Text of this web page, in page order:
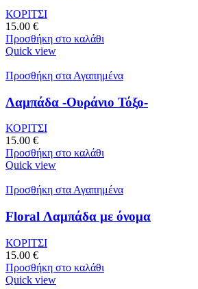
ΚΟΡΙΤΣΙ
15.00 €
Προσθήκη στο καλάθι
Quick view
Προσθήκη στα Αγαπημένα
Λαμπάδα -Ουράνιο Τόξο-
ΚΟΡΙΤΣΙ
15.00 €
Προσθήκη στο καλάθι
Quick view
Προσθήκη στα Αγαπημένα
Floral Λαμπάδα με όνομα
ΚΟΡΙΤΣΙ
15.00 €
Προσθήκη στο καλάθι
Quick view